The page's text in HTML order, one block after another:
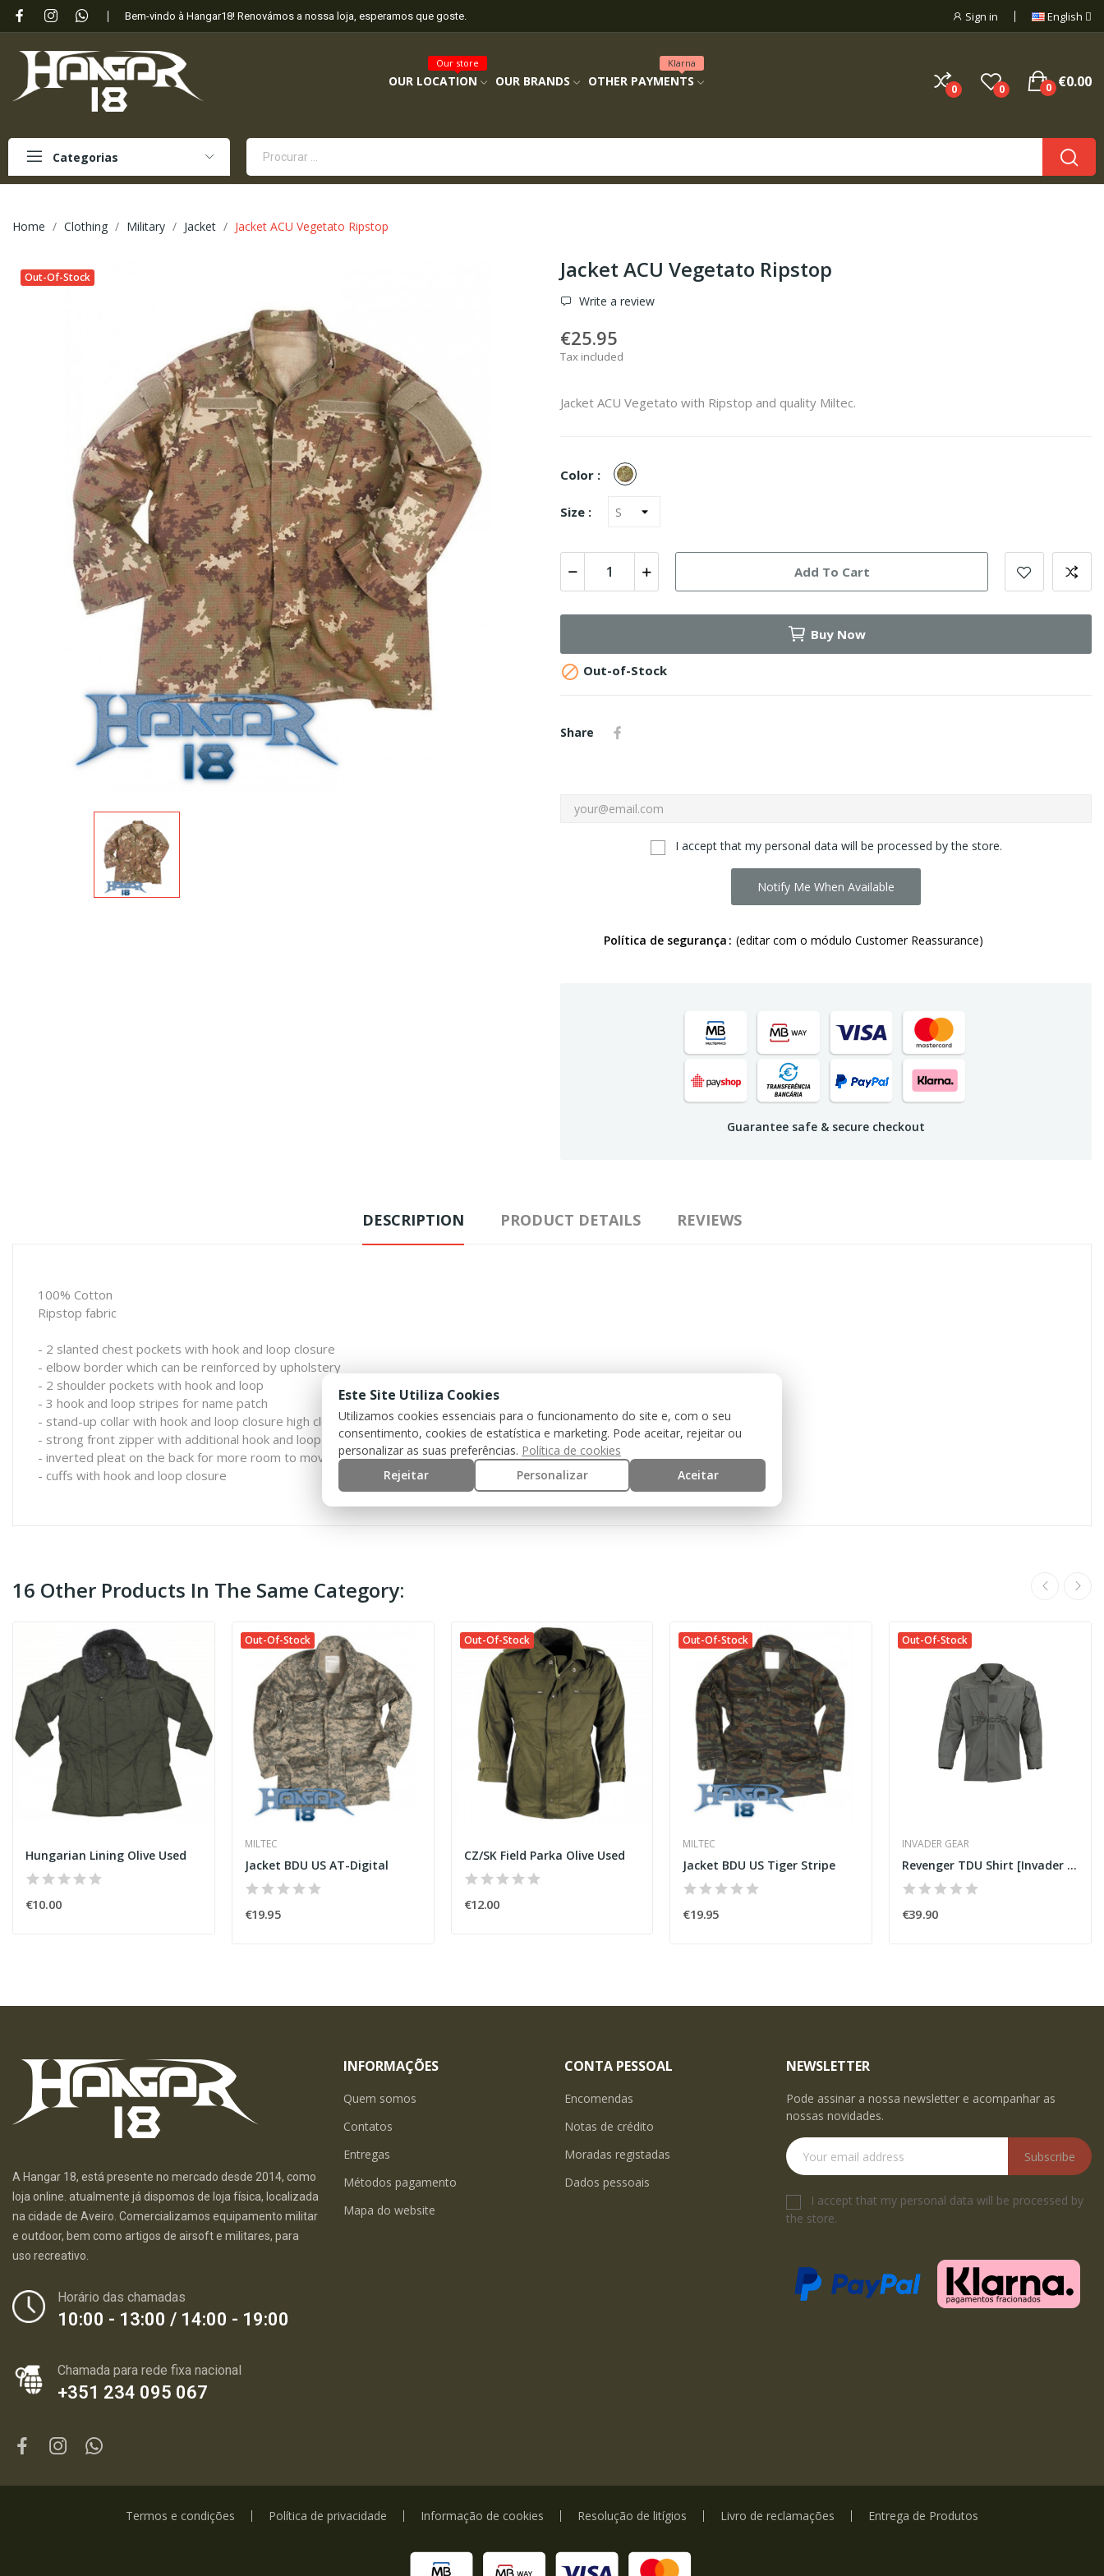
Bem-vindo à Hangar18! Renovámos a nossa loja, esperamos que goste. Sign in English
OUR LOCATION
Our store
OUR BRANDS OTHER PAYMENTS
Klarna
0 0 €0.00
0
Categorias
Home Clothing Military Jacket Jacket ACU Vegetato Ripstop
Out-Of-Stock Jacket ACU Vegetato Ripstop
Write a review
€25.95
Tax included
Jacket ACU Vegetato with Ripstop and quality Miltec.
Color : Vegetato
Size :
Add To Cart
Buy Now
 Out-of-Stock
Share
I accept that my personal data will be processed by the store.
Notify Me When Available
Política de segurança (editar com o módulo Customer Reassurance)
Guarantee safe & secure checkout
DESCRIPTION PRODUCT DETAILS REVIEWS
100% Cotton
Ripstop fabric
- 2 slanted chest pockets with hook and loop closure
- elbow border which can be reinforced by upholstery
- 2 shoulder pockets with hook and loop
- 3 hook and loop stripes for name patch
- stand-up collar with hook and loop closure high closing (Mandarin Collar)
- strong front zipper with additional hook and loop closure
- inverted pleat on the back for more room to move
- cuffs with hook and loop closure
16 Other Products In The Same Category:
Hungarian Lining Olive Used
€10.00
Out-Of-Stock
MILTEC
Jacket BDU US AT-Digital
€19.95
Out-Of-Stock
CZ/SK Field Parka Olive Used
€12.00
Out-Of-Stock
MILTEC
Jacket BDU US Tiger Stripe
€19.95
Out-Of-Stock
INVADER GEAR
Revenger TDU Shirt [Invader Gear]
€39.90
A Hangar 18, está presente no mercado desde 2014, como
loja online. atualmente já dispomos de loja física, localizada
na cidade de Aveiro. Comercializamos equipamento militar
e outdoor, bem como artigos de airsoft e militares, para
uso recreativo.
Horário das chamadas
10:00 - 13:00 / 14:00 - 19:00
Chamada para rede fixa nacional
+351 234 095 067
INFORMAÇÕES
Quem somos
Contatos
Entregas
Métodos pagamento
Mapa do website
CONTA PESSOAL
Encomendas
Notas de crédito
Moradas registadas
Dados pessoais
NEWSLETTER
Pode assinar a nossa newsletter e acompanhar as
nossas novidades.
Subscribe
I accept that my personal data will be processed by
the store.
Termos e condições Política de privacidade Informação de cookies Resolução de litígios Livro de reclamações Entrega de Produtos
Este Site Utiliza Cookies
Utilizamos cookies essenciais para o funcionamento do site e, com o seu
consentimento, cookies de estatística e marketing. Pode aceitar, rejeitar ou
personalizar as suas preferências. Política de cookies
Rejeitar
Personalizar Aceitar